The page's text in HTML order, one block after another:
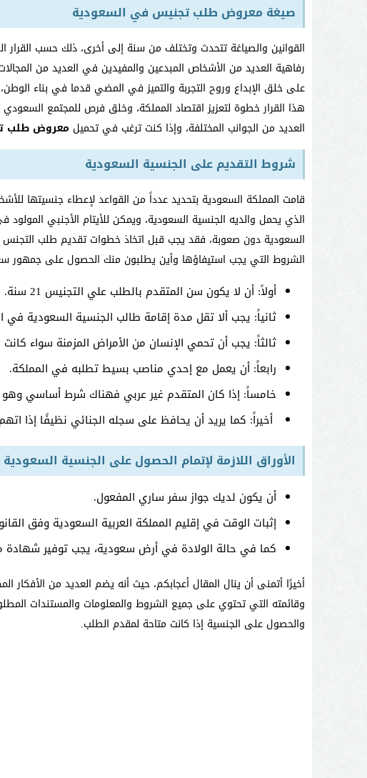
صيغة معروض طلب تجنيس في السعودية
القوانين والصياغة تتحدث وتختلف من سنة إلى أخرى، ذلك حسب القرار
رفاهية العديد من الأشخاص المبدعين والمفيدين في العديد من
على خلق الإبداع وروح التجربة والتميز في المضي قدما في بناء
هذا القرار خطوة لتعزيز اقتصاد المملكة، وخلق فرص للمجتمع
العديد من الجوانب المختلفة، وإذا كنت ترغب في تحميل معروض طلب
شروط التقديم على الجنسية السعودية
قامت المملكة السعودية بتحديد عدداً من القواعد لإعطاء جنسيتها
الذي يحمل والديه الجنسية السعودية، ويمكن للأيتام الأجنبي
السعودية دون صعوبة، فقد يجب قبل اتخاذ خطوات تقديم طلب
الشروط التي يجب استيفاؤها وأين يطلبون منك الحصول على جمهور
أولاً: أن لا يكون سن المتقدم بالطلب علي التجنيس 21 سنة.
ثانياً: يجب ألا تقل مدة إقامة طالب الجنسية السعودية في البلاد عن 10
ثالثاً: يجب أن تحمي الإنسان من الأمراض المزمنة سواء
رابعاً: أن يعمل مع إحدي مناصب بسيط تطلبه في المملكة.
خامساً: إذا كان المتقدم غير عربي فهناك شرط أساسي وهو
أخيراً: كما يريد أن يحافظ على سجله الجنائي نظيفًا إذا
الأوراق اللازمة لإتمام الحصول على الجنسية السعودية
أن يكون لديك جواز سفر ساري المفعول.
إثبات الوقت في إقليم المملكة العربية السعودية وفق
كما في حالة الولادة في أرض سعودية، يجب توفير شهادة
أخيرًا أتمنى أن ينال المقال أعجابكم، حيث أنه يضم العديد من
وقائمته التي تحتوي على جميع الشروط والمعلومات والمستندات
والحصول على الجنسية إذا كانت متاحة لمقدم الطلب.